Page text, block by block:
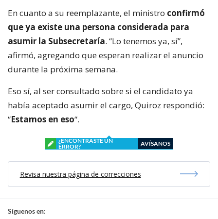
En cuanto a su reemplazante, el ministro confirmó
que ya existe una persona considerada para
asumir la Subsecretaría. “Lo tenemos ya, sí”,
afirmó, agregando que esperan realizar el anuncio
durante la próxima semana.
Eso sí, al ser consultado sobre si el candidato ya
había aceptado asumir el cargo, Quiroz respondió:
“Estamos en eso“.
¿ENCONTRASTE UN
ERROR?
AVÍSANOS
Revisa nuestra página de correcciones
Síguenos en: